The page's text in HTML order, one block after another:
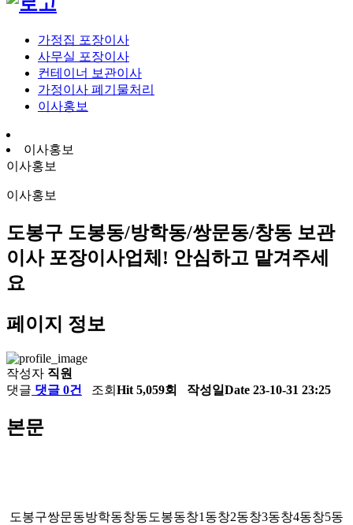
가정집 포장이사
사무실 포장이사
컨테이너 보관이사
가정이사 폐기물처리
이사홍보
이사홍보
이사홍보
이사홍보
도봉구 도봉동/방학동/쌍문동/창동 보관
이사 포장이사업체! 안심하고 맡겨주세
요
페이지 정보
작성자 직원
댓글 댓글 0건 조회 Hit 5,059회 작성일Date 23-10-31 23:25
본문
도봉구쌍문동방학동창동도봉동창1동창2동창3동창4동창5동